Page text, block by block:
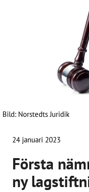
Bild: Norstedts Juridik
24 januari 2023
Första
ny